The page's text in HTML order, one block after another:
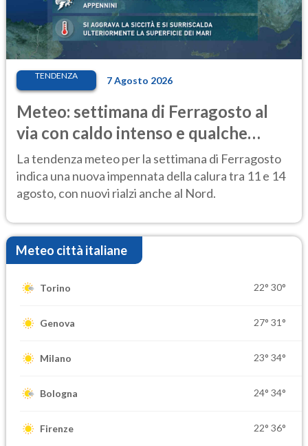
TENDENZA 7 Agosto 2026
Meteo: settimana di Ferragosto al
via con caldo intenso e qualche
temporale
La tendenza meteo per la settimana di Ferragosto
indica una nuova impennata della calura tra 11 e 14
agosto, con nuovi rialzi anche al Nord.
Meteo città italiane
Torino 22° 30°
Genova 27° 31°
Milano 23° 34°
Bologna 24° 34°
Firenze 22° 36°